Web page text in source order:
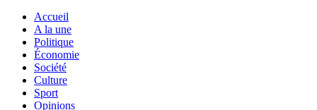
Accueil
A la une
Politique
Économie
Société
Culture
Sport
Opinions